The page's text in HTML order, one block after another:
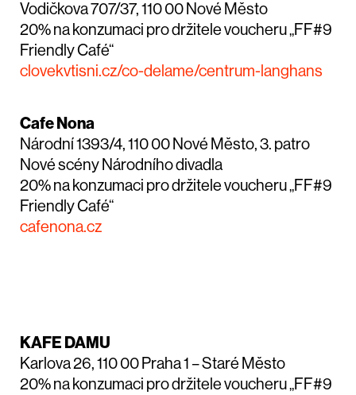
Vodičkova 707/37, 110 00 Nové Město
20% na konzumaci pro držitele voucheru „FF#9
Friendly Café“
clovekvtisni.cz/co-delame/centrum-langhans
Cafe Nona
Národní 1393/4, 110 00 Nové Město, 3. patro
Nové scény Národního divadla
20% na konzumaci pro držitele voucheru „FF#9
Friendly Café“
cafenona.cz
KAFE DAMU
Karlova 26, 110 00 Praha 1 – Staré Město
20% na konzumaci pro držitele voucheru „FF#9